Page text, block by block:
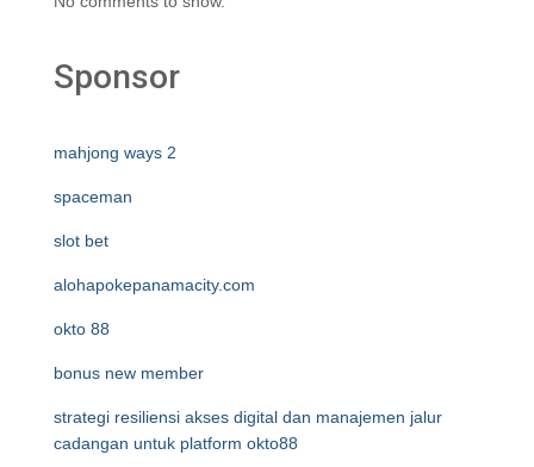
Sponsor
mahjong ways 2
spaceman
slot bet
alohapokepanamacity.com
okto 88
bonus new member
strategi resiliensi akses digital dan manajemen jalur
cadangan untuk platform okto88